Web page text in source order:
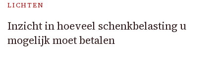
LICHTEN
Inzicht in hoeveel schenkbelasting u
mogelijk moet betalen